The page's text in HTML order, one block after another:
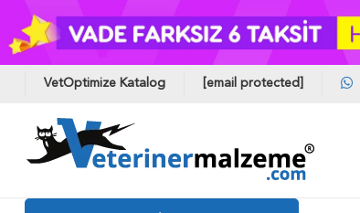
VetOptimize Katalog [email protected]